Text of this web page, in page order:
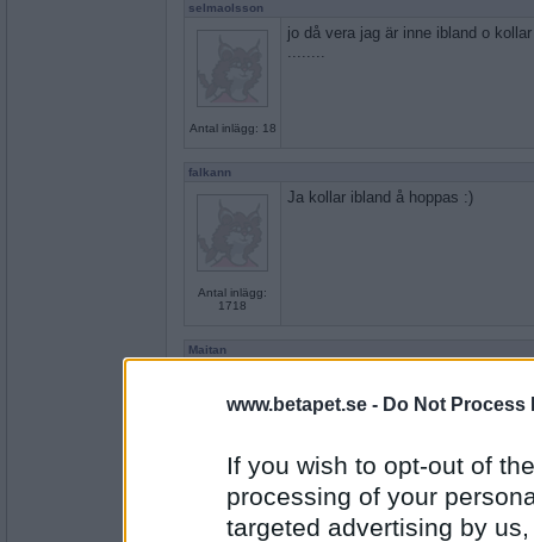
www.betapet.se - Do Not Process
If you wish to opt-out of
processing of your
targeted advertising by
selmaolsson
Antal inlägg: 18
jo då vera jag är inne ibland o kollar
........
falkann
Antal inlägg:
1718
Ja kollar ibland å hoppas :)
Maitan
Antal inlägg: 44
falkann